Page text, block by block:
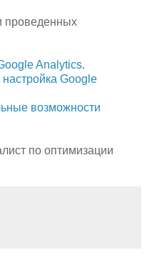
проведенных
Analytics.
Google
возможности
по оптимизации